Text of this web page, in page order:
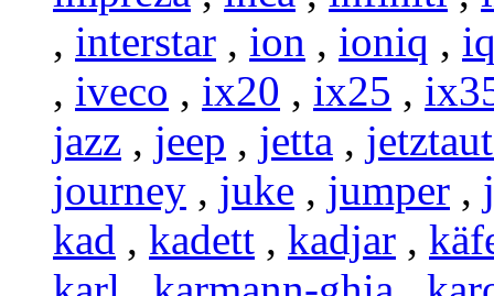
, interstar , ion , ioniq ,
, iveco , ix20 , ix25 ,
jazz , jeep , jetta ,
journey , juke , jumper ,
kad , kadett , kadjar ,